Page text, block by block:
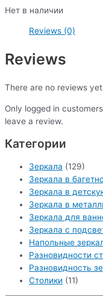
Нет в наличии
Reviews (0)
Reviews
There are no reviews
Only logged in
leave a review.
Категории
Зеркала (129)
Зеркала в
Зеркала в
Зеркала в
Зеркала для
Зеркала с
Напольные
Разновидности
Разновидность
Столики (11)